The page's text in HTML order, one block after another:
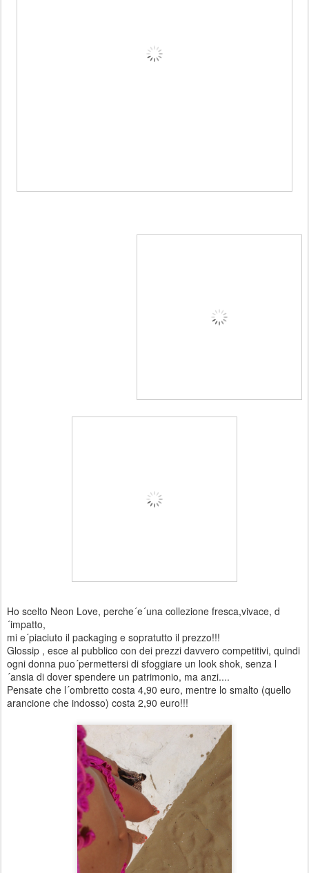
Ho scelto Neon Love, perche´e´una collezione fresca,vivace, d
´impatto,
mi e´piaciuto il packaging e sopratutto il prezzo!!!
Glossip , esce al pubblico con dei prezzi davvero competitivi, quindi
ogni donna puo´permettersi di sfoggiare un look shok, senza l
´ansia di dover spendere un patrimonio, ma anzi....
Pensate che l´ombretto costa 4,90 euro, mentre lo smalto (quello
arancione che indosso) costa 2,90 euro!!!